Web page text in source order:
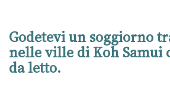
Godetevi un soggiorno
nelle ville di Koh Samui
da letto.